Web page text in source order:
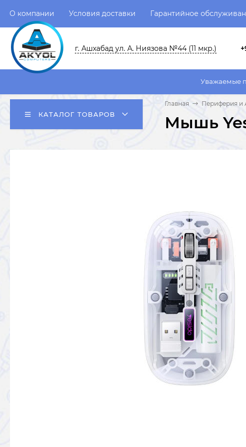
О компании Условия доставки Гарантийное
г. Ашхабад ул. А. Ниязова №44 (11 мкр.)
Уважаемые
КАТАЛОГ ТОВАРОВ
Главная Периферия и
Мышь